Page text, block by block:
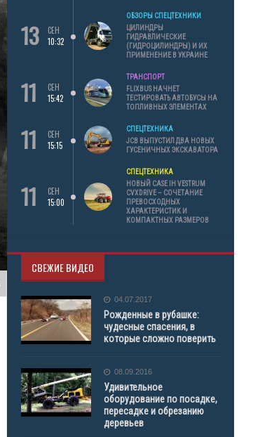
13
СЕН
10:32
ОБЗОРЫ СПЕЦТЕХНИКИ
ЦИЛИНДРЫ
ГИДРАВЛИЧЕСКИЕ
(ГИДРОЦИЛИНДРЫ) И ИХ
ПРИМЕНЕНИЕ В УКРАИНЕ
11
СЕН
15:42
ТРАНСПОРТ
FLIXBUS НАЧНЕТ
ТЕСТИРОВАТЬ АВТОБУСЫ НА
ТОПЛИВНЫХ ЭЛЕМЕНТАХ
11
СЕН
15:15
СПЕЦТЕХНИКА
JCB ВЫПУСТИЛ ДВА НОВЫХ
ГУСЕНИЧНЫХ ЭКСКАВАТОРА
11
СЕН
15:00
СПЕЦТЕХНИКА
НОВЫЙ CASE IH VESTRUM
CVXDRIVE – СОЧЕТАНИЕ
ПРЕВОСХОДНЫХ
ХАРАКТЕРИСТИК И
КОМПАКТНЫХ РАЗМЕРОВ
СВЕЖИЕ ВИДЕО
04.07.2017
Рожденные в рубашке:
чудесные спасения, в
которые сложно поверить
08.09.2016
Удивительное
оборудование по посадке,
пересадке и обрезанию
деревьев